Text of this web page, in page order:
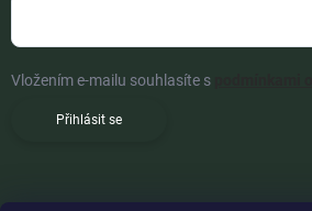
Vložením e-mailu souhlasíte s
Přihlásit se